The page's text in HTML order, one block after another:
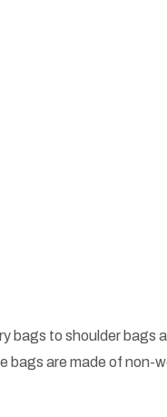
bags to shoulder bags
are made of non-